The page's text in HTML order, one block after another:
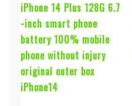
iPhone 14 Plus 128G 6.7
-inch smart phone
battery 100% mobile
phone without injury
original outer box
iPhone14